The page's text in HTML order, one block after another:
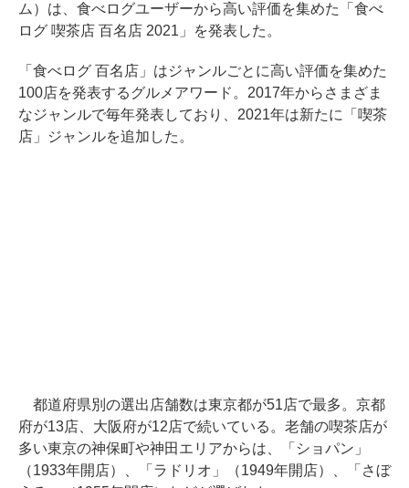
ム）は、食べログユーザーから高い評価を集めた「食べ
ログ 喫茶店 百名店 2021」を発表した。
「食べログ 百名店」はジャンルごとに高い評価を集めた
100店を発表するグルメアワード。2017年からさまざま
なジャンルで毎年発表しており、2021年は新たに「喫茶
店」ジャンルを追加した。
都道府県別の選出店舗数は東京都が51店で最多。京都
府が13店、大阪府が12店で続いている。老舗の喫茶店が
多い東京の神保町や神田エリアからは、「ショパン」
（1933年開店）、「ラドリオ」（1949年開店）、「さぼ